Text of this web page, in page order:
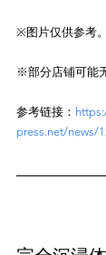
※图片仅供参考。
参考链接：
press.net/news/